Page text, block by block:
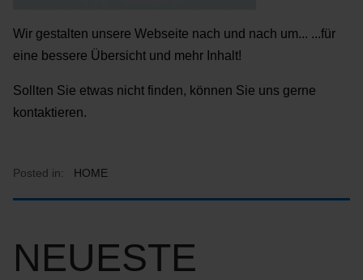
Wir gestalten unsere Webseite nach und nach um... ...für
eine bessere Übersicht und mehr Inhalt!
Sollten Sie etwas nicht finden, können Sie uns gerne
kontaktieren.
Posted in: HOME
NEUESTE